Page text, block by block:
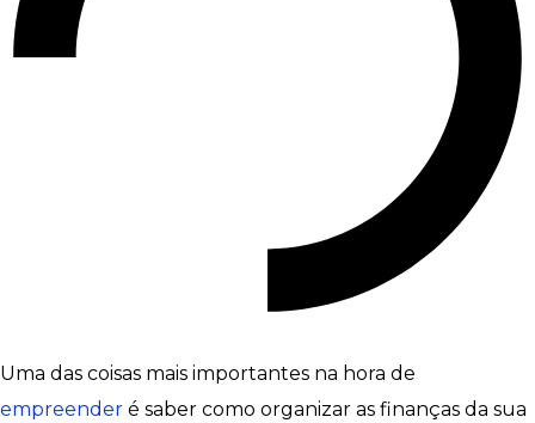
Uma das coisas mais importantes na hora de
empreender é saber como organizar as finanças da sua